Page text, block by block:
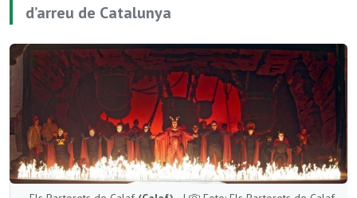
d’arreu de Catalunya